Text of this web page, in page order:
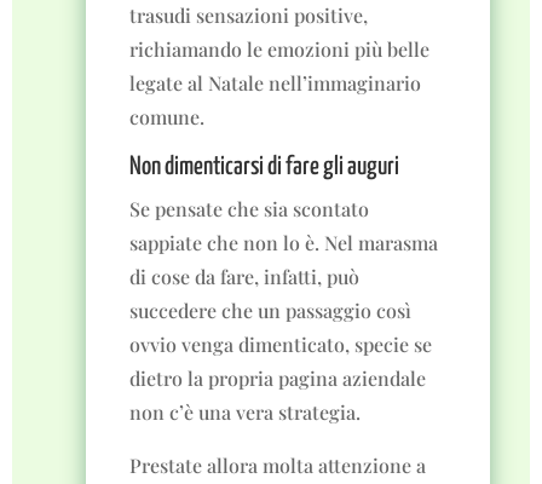
trasudi sensazioni positive,
richiamando le emozioni più belle
legate al Natale nell’immaginario
comune.
Non dimenticarsi di fare gli auguri
Se pensate che sia scontato
sappiate che non lo è. Nel marasma
di cose da fare, infatti, può
succedere che un passaggio così
ovvio venga dimenticato, specie se
dietro la propria pagina aziendale
non c’è una vera strategia.
Prestate allora molta attenzione a